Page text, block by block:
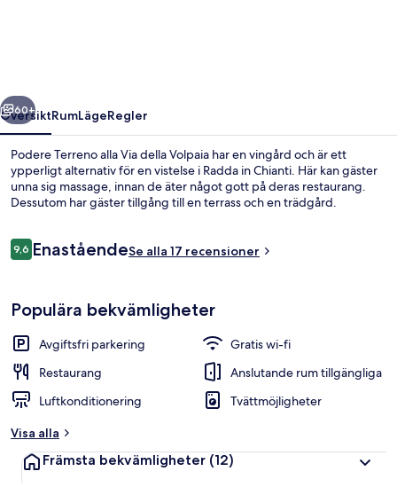
Nästa
60+
ÖversiktRumLägeRegler
Podere Terreno alla Via della Volpaia har en vingård och är ett
ypperligt alternativ för en vistelse i Radda in Chianti. Här kan gäster
unna sig massage, innan de äter något gott på deras restaurang.
Dessutom har gäster tillgång till en terrass och en trädgård.
Recensioner
9,69,6 av 10,
EnaståendeSe alla 17 recensioner
Populära bekvämligheter
Avgiftsfri parkering
Gratis wi-fi
Restaurang
Anslutande rum tillgängliga
Luftkonditionering
Tvättmöjligheter
Visa alla
Främsta bekvämligheter (12)